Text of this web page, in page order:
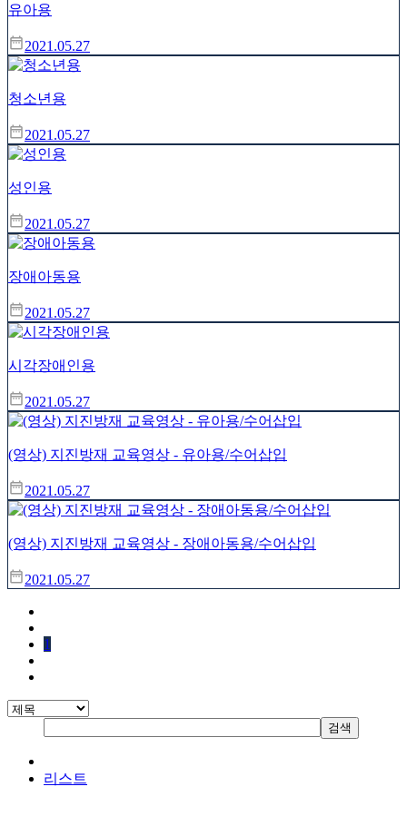
유아용
2021.05.27
청소년용
2021.05.27
성인용
2021.05.27
장애아동용
2021.05.27
시각장애인용
2021.05.27
(영상) 지진방재 교육영상 - 유아용/수어삽입
2021.05.27
(영상) 지진방재 교육영상 - 장애아동용/수어삽입
2021.05.27
1
리스트